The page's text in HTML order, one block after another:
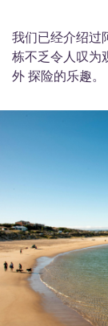
我们已经介绍过
栋不乏令人叹为
外 探险的乐趣。